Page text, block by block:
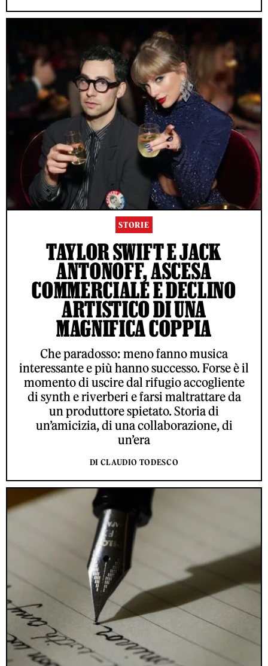
STORIE
TAYLOR SWIFT E JACK
ANTONOFF, ASCESA
COMMERCIALE E DECLINO
ARTISTICO DI UNA
MAGNIFICA COPPIA
Che paradosso: meno fanno musica
interessante e più hanno successo. Forse è il
momento di uscire dal rifugio accogliente
di synth e riverberi e farsi maltrattare da
un produttore spietato. Storia di
un’amicizia, di una collaborazione, di
un’era
DI CLAUDIO TODESCO